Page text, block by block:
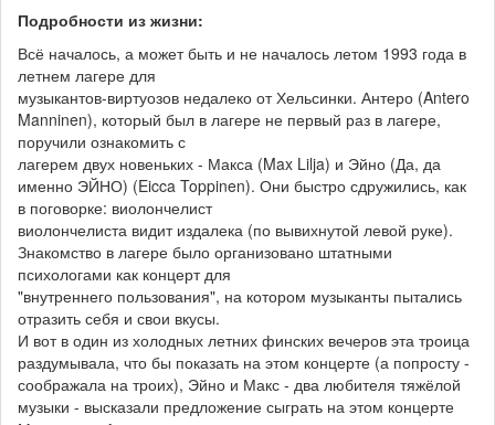
Подробности из жизни:
Всё началось, а может быть и не началось летом 1993 года в
летнем лагере для
музыкантов-виртуозов недалеко от Хельсинки. Антеро (Antero
Manninen), который был в лагере не первый раз в лагере,
поручили ознакомить с
лагерем двух новеньких - Макса (Max Lilja) и Эйно (Да, да
именно ЭЙНО) (Eicca Toppinen). Они быстро сдружились, как
в поговорке: виолончелист
виолончелиста видит издалека (по вывихнутой левой руке).
Знакомство в лагере было организовано штатными
психологами как концерт для
"внутреннего пользования", на котором музыканты пытались
отразить себя и свои вкусы.
И вот в один из холодных летних финских вечеров эта троица
раздумывала, что бы показать на этом концерте (а попросту -
соображала на троих), Эйно и Макс - два любителя тяжёлой
музыки - высказали предложение сыграть на этом концерте